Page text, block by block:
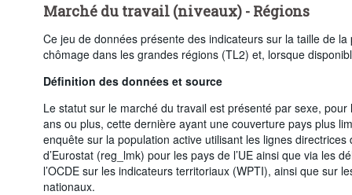
Marché du travail (niveaux) - Régions
Ce jeu de données présente des indicateurs sur la taille de la
chômage dans les grandes régions (TL2) et, lorsque
Définition des données et source
Le statut sur le marché du travail est présenté par sexe, pour
ans ou plus, cette dernière ayant une couverture pays plus
enquête sur la population active utilisant les lignes directrices
d’Eurostat (reg_lmk) pour les pays de l’UE ainsi que via les
l’OCDE sur les indicateurs territoriaux (WPTI), ainsi que sur
nationaux.